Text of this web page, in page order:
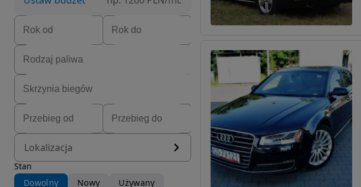
Lokalizacja
Stan
Dowolny
Nowy
Używany